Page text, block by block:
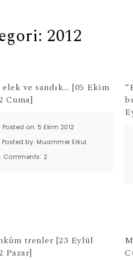
2012
ve sandık… [05 Ekim
Cuma]
Posted on: 5 Ekim 2012
Posted by: Muammer Erkul
Comments: 2
trenler [23 Eylül
Pazar]